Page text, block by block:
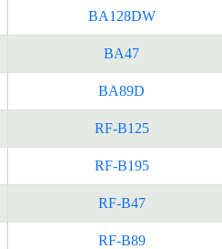
BA128DW
BA47
BA89D
RF-B125
RF-B195
RF-B47
RF-B89